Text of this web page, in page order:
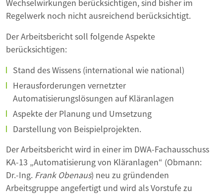
Wechselwirkungen berücksichtigen, sind bisher im
Regelwerk noch nicht ausreichend berücksichtigt.
Der Arbeitsbericht soll folgende Aspekte
berücksichtigen:
Stand des Wissens (international wie national)
Herausforderungen vernetzter
Automatisierungslösungen auf Kläranlagen
Aspekte der Planung und Umsetzung
Darstellung von Beispielprojekten.
Der Arbeitsbericht wird in einer im DWA-Fachausschuss
KA-13 „Automatisierung von Kläranlagen“ (Obmann:
Dr.-Ing. Frank Obenaus) neu zu gründenden
Arbeitsgruppe angefertigt und wird als Vorstufe zu